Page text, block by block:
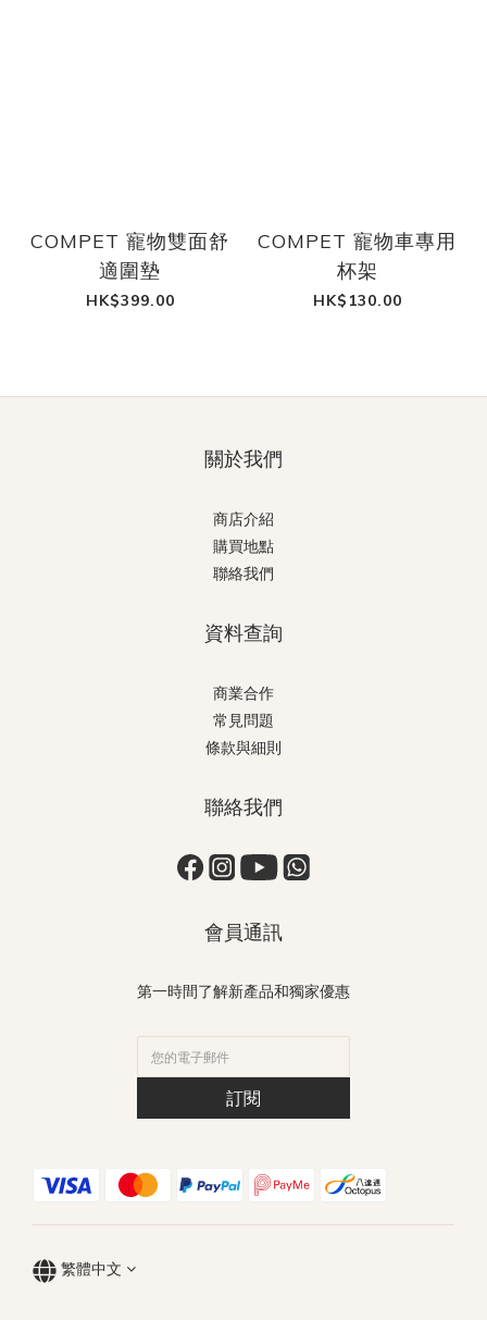
COMPET 寵物雙面舒
適圍墊
HK$399.00
COMPET 寵物車專用
杯架
HK$130.00
關於我們
商店介紹
購買地點
聯絡我們
資料查詢
商業合作
常見問題
條款與細則
聯絡我們
會員通訊
第一時間了解新產品和獨家優惠
訂閱
繁體中文